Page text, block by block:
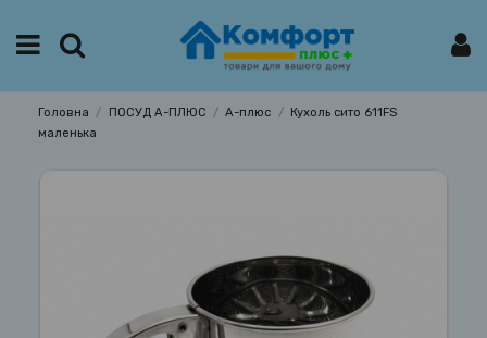
Головна ПОСУД А-ПЛЮС А-плюс
Кухоль сито 611FS
маленька